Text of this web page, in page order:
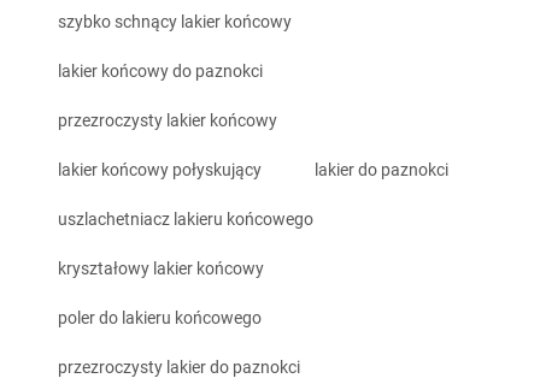
szybko schnący lakier końcowy
lakier końcowy do paznokci
przezroczysty lakier końcowy
lakier końcowy połyskujący lakier do paznokci
uszlachetniacz lakieru końcowego
kryształowy lakier końcowy
poler do lakieru końcowego
przezroczysty lakier do paznokci